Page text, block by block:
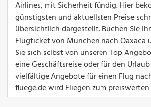
Airlines, mit Sicherheit fündig. Hier
günstigsten und aktuellsten Preise
übersichtlich dargestellt. Buchen Sie
Flugticket von München nach Oaxaca
Sie sich selbst von unseren Top
eine Geschäftsreise oder für den
vielfältige Angebote für einen Flug
fluege.de wird Fliegen zum preiswerten